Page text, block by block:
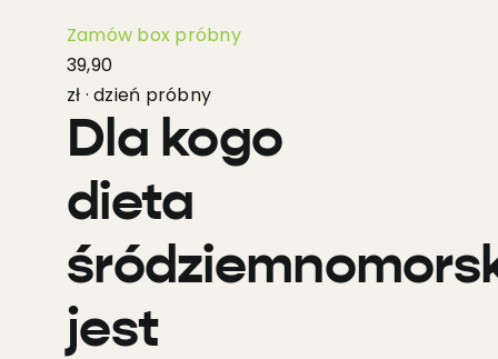
Zamów box próbny
39,90
zł · dzień próbny
Dla kogo
dieta
jest